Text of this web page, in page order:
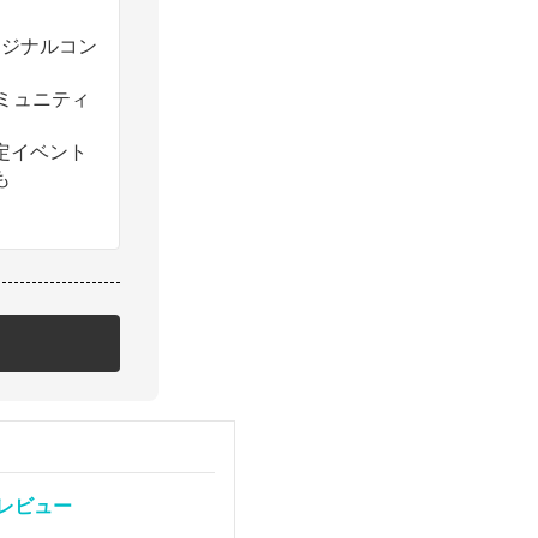
ナルコン
ュニティ
イベント
ビュー